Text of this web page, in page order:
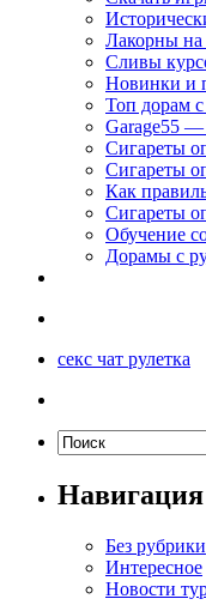
Лакорны на
Сливы
Новинки и
Топ дорам
Garage55 —
Сигареты
Сигареты
Как
Сигареты
Обучение
Дорамы с
секс чат рулетка
Навигация
Без рубрики
Интересное
Новости